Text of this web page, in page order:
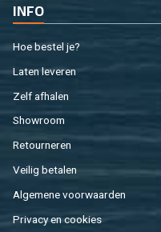
INFO
Hoe be­stel je?
Laten le­ve­ren
Zelf af­ha­len
Show­room
Re­tour­ne­ren
Vei­lig be­ta­len
Al­ge­me­ne voor­waar­den
Pri­va­cy en coo­kies